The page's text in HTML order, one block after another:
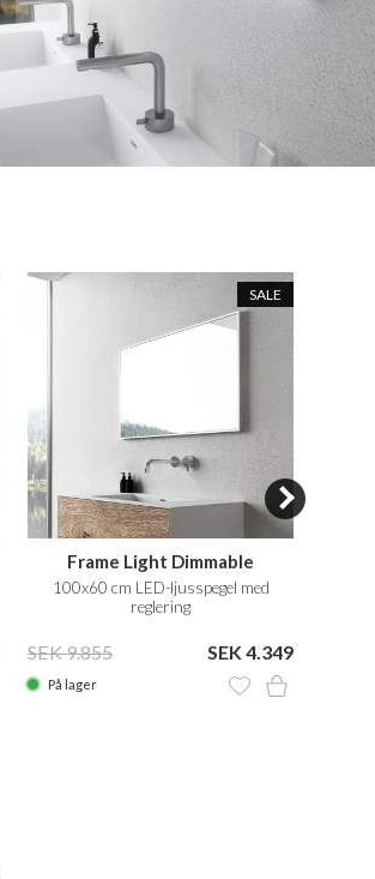
SALE
Frame Light Dimmable
100x60 cm LED-ljusspegel med
reglering
SEK 9.855 SEK 4.349
På lager